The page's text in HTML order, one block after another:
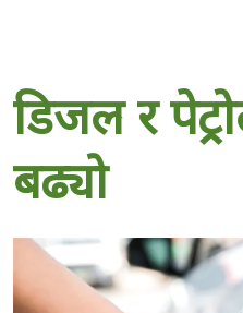
डिजल र
बढ्यो